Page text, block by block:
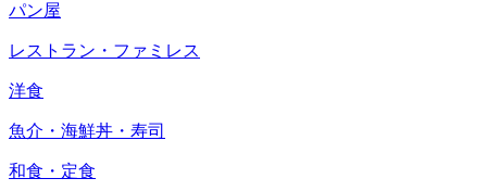
パン屋
レストラン・ファミレス
洋食
魚介・海鮮丼・寿司
和食・定食